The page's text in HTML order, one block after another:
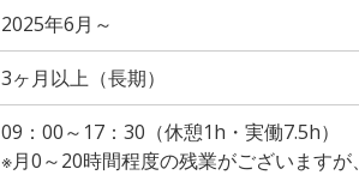
2025年6月～
3ヶ月以上（長期）
09：00～17：30（休憩1h・実働7.5h）
※月0～20時間程度の残業がございますが